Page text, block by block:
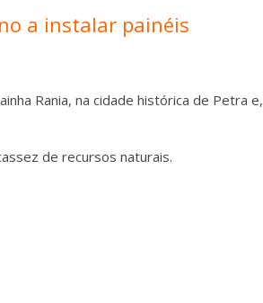
a instalar painéis
Rania, na cidade histórica de Petra e,
de recursos naturais.